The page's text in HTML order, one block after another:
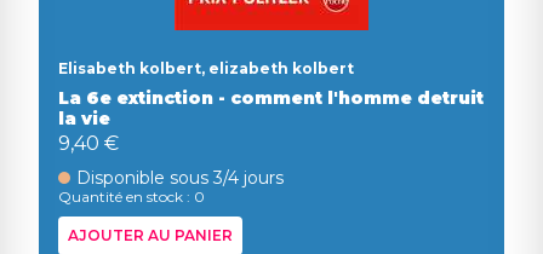
Elisabeth kolbert, elizabeth kolbert
La 6e extinction - comment l'homme detruit
la vie
9,40 €
Disponible sous 3/4 jours
Quantité en stock : 0
AJOUTER AU PANIER